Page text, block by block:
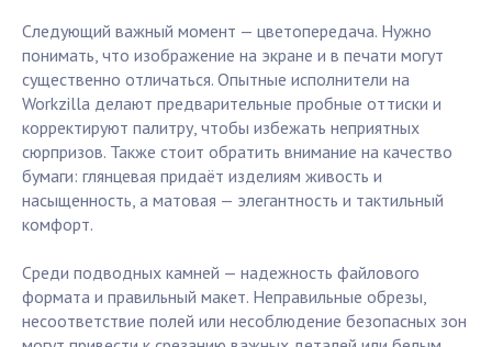
Следующий важный момент — цветопередача. Нужно
понимать, что изображение на экране и в печати могут
существенно отличаться. Опытные исполнители на
Workzilla делают предварительные пробные оттиски и
корректируют палитру, чтобы избежать неприятных
сюрпризов. Также стоит обратить внимание на качество
бумаги: глянцевая придаёт изделиям живость и
насыщенность, а матовая — элегантность и тактильный
комфорт.
Среди подводных камней — надежность файлового
формата и правильный макет. Неправильные обрезы,
несоответствие полей или несоблюдение безопасных зон